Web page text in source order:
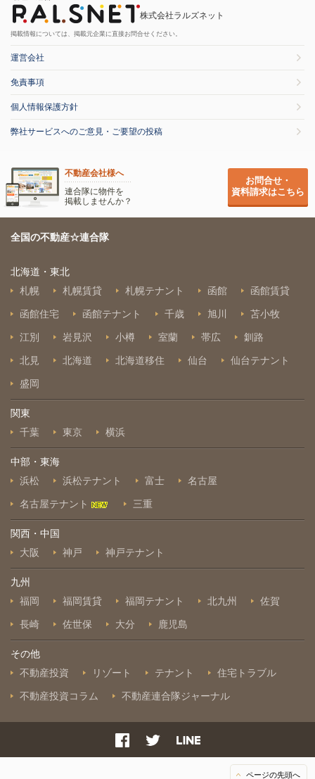
株式会社ラルズネット
掲載情報については、掲載元企業に直接お問合せください。
運営会社
免責事項
個人情報保護方針
弊社サービスへのご意見・ご要望の投稿
不動産会社様へ
連合隊に物件を
掲載しませんか？
お問合せ・
資料請求はこちら
全国の不動産☆連合隊
北海道・東北
札幌
札幌賃貸 札幌テナント 函館 函館賃貸
函館住宅 函館テナント 千歳 旭川 苫小牧
江別 岩見沢 小樽 室蘭 帯広 釧路
北見 北海道 北海道移住 仙台 仙台テナント
盛岡
関東
千葉
東京 横浜
中部・東海
浜松
浜松テナント 富士 名古屋
名古屋テナント 三重
関西・中国
大阪
神戸 神戸テナント
九州
福岡
福岡賃貸 福岡テナント 北九州 佐賀
長崎 佐世保 大分 鹿児島
その他
不動産投資
リゾート テナント 住宅トラブル
不動産投資コラム 不動産連合隊ジャーナル
ページの先頭へ